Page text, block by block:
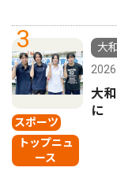
3
スポーツ
トップニュ
ース
大
大
に